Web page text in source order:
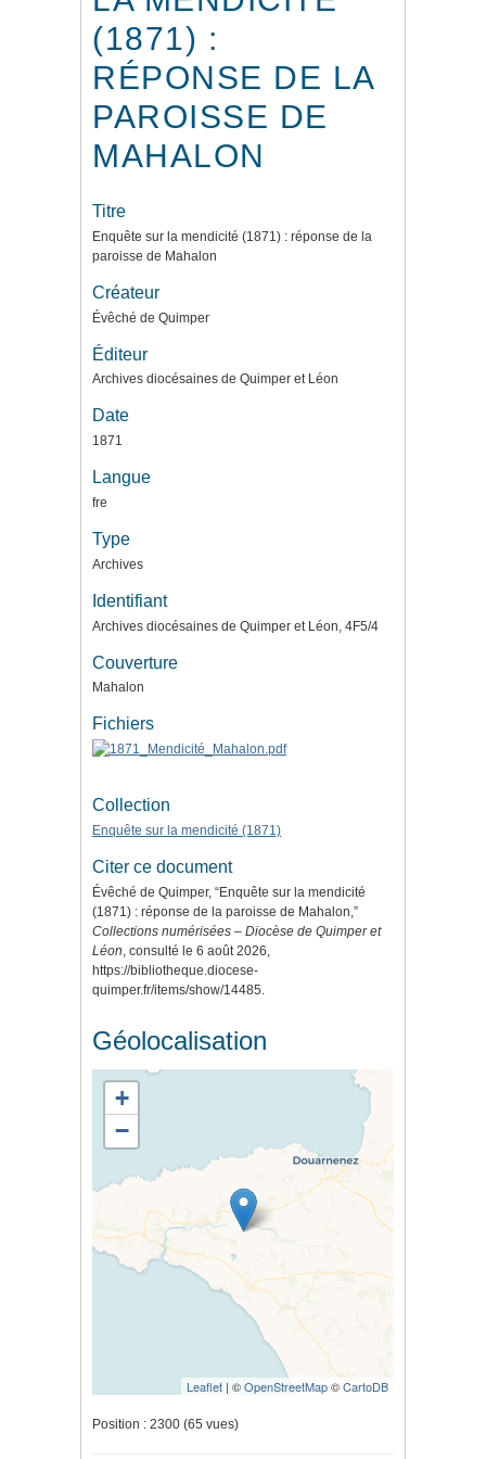
(1871) :
RÉPONSE DE LA
PAROISSE DE
MAHALON
Titre
Enquête sur la mendicité (1871) : réponse de la
paroisse de Mahalon
Créateur
Évêché de Quimper
Éditeur
Archives diocésaines de Quimper et Léon
Date
1871
Langue
fre
Type
Archives
Identifiant
Archives diocésaines de Quimper et Léon, 4F5/4
Couverture
Mahalon
Fichiers
Collection
Enquête sur la mendicité (1871)
Citer ce document
Évêché de Quimper, “Enquête sur la mendicité
(1871) : réponse de la paroisse de Mahalon,”
Collections numérisées – Diocèse de Quimper et
Léon, consulté le 6 août 2026,
https://bibliotheque.diocese-
quimper.fr/items/show/14485.
Géolocalisation
+
−
Leaflet | ©OpenStreetMap©CartoDB
Position : 2300 (65 vues)